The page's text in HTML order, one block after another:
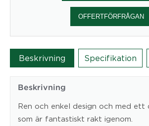
OFFERTFÖRFRÅGAN
Beskrivning Specifikation
Beskrivning
Ren och enkel design och med ett
som är fantastiskt rakt igenom.